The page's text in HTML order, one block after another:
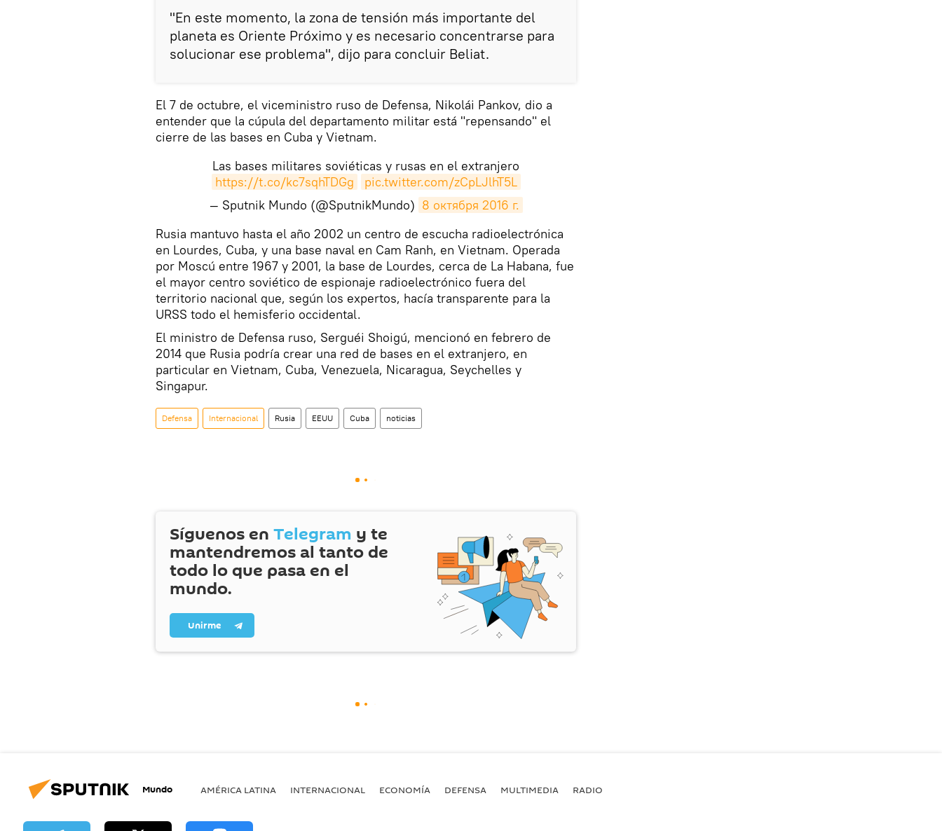
"En este momento, la zona de tensión más importante del
planeta es Oriente Próximo y es necesario concentrarse para
solucionar ese problema", dijo para concluir Beliat.
El 7 de octubre, el viceministro ruso de Defensa, Nikolái Pankov, dio a
entender que la cúpula del departamento militar está "repensando" el
cierre de las bases en Cuba y Vietnam.
Las bases militares soviéticas y rusas en el extranjero
https://t.co/kc7sqhTDGg
pic.twitter.com/zCpLJlhT5L
— Sputnik Mundo (@SputnikMundo) 8 октября 2016 г.
​Rusia mantuvo hasta el año 2002 un centro de escucha radioelectrónica
en Lourdes, Cuba, y una base naval en Cam Ranh, en Vietnam. Operada
por Moscú entre 1967 y 2001, la base de Lourdes, cerca de La Habana, fue
el mayor centro soviético de espionaje radioelectrónico fuera del
territorio nacional que, según los expertos, hacía transparente para la
URSS todo el hemisferio occidental.
El ministro de Defensa ruso, Serguéi Shoigú, mencionó en febrero de
2014 que Rusia podría crear una red de bases en el extranjero, en
particular en Vietnam, Cuba, Venezuela, Nicaragua, Seychelles y
Singapur.
Defensa Internacional Rusia EEUU Cuba noticias
Síguenos en Telegram y te
mantendremos al tanto de
todo lo que pasa en el
mundo.
Unirme
Mundo AMÉRICA LATINA INTERNACIONAL ECONOMÍA DEFENSA MULTIMEDIA RADIO